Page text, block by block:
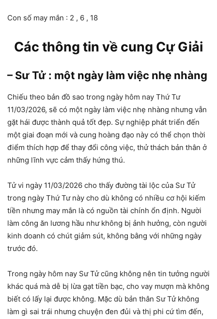
Con số may mắn : 2 , 6 , 18
Các thông tin về cung Cự Giải
– Sư Tử : một ngày làm việc nhẹ nhàng
Chiếu theo bản đồ sao trong ngày hôm nay Thứ Tư
11/03/2026, sẽ có một ngày làm việc nhẹ nhàng nhưng vẫn
gặt hái được thành quả tốt đẹp. Sự nghiệp phát triển đến
một giai đoạn mới và cung hoàng đạo này có thể chọn thời
điểm thích hợp để thay đổi công việc, thử thách bản thân ở
những lĩnh vực cảm thấy hứng thú.
Tử vi ngày 11/03/2026 cho thấy đường tài lộc của Sư Tử
trong ngày Thứ Tư này cho dù không có nhiều cơ hội kiếm
tiền nhưng may mắn là có nguồn tài chính ổn định. Người
làm công ăn lương hầu như không bị ảnh hưởng, còn người
kinh doanh có chút giảm sút, không bằng với những ngày
trước đó.
Trong ngày hôm nay Sư Tử cũng không nên tin tưởng người
khác quá mà dễ bị lừa gạt tiền bạc, cho vay mượn mà không
biết có lấy lại được không. Mặc dù bản thân Sư Tử không
làm gì sai trái nhưng chuyện đen đủi và thị phi cứ tìm đến,